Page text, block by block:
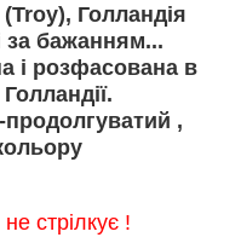
Голландія
за бажанням...
і розфасована в
,
стрілкує !